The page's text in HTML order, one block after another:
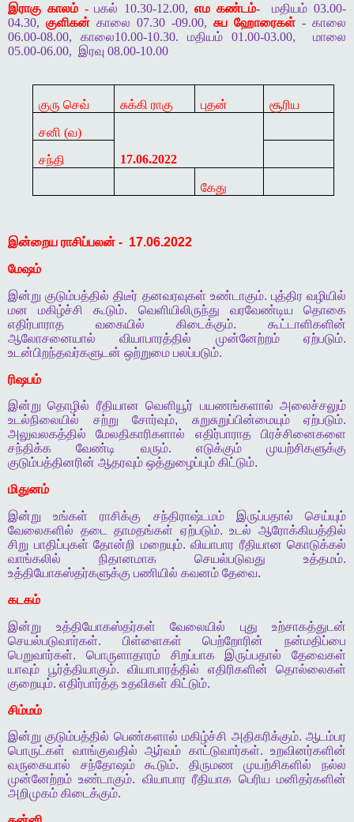
இராகு காலம் -பகல் 10.30-12.00, எம கண்டம்-
மதியம் 03.00-
04.30, குளிகன் காலை 07.30 -09.00, சுப ஹோரைகள் - காலை
06.00-08.00, காலை10.00-10.30. மதியம் 01.00-03.00,
மாலை
05.00-06.00, இரவு 08.00-10.00
குரு செவ் சுக்கி ராகு புதன் சூரிய
சனி (வ)
17.06.2022
சந்தி
கேது
இன்றைய ராசிப்பலன் - 17.06.2022
மேஷம்
இன்று குடும்பத்தில் திடீர் தனவரவுகள் உண்டாகும். புத்திர வழியில்
மன
மகிழ்ச்சி கூடும். வெளியிலிருந்து வரவேண்டிய
தொகை
எதிர்பாராத
வகையில் கிடைக்கும். கூட்டாளிகளின்
ஆலோசனையால்
வியாபாரத்தில் முன்னேற்றம் ஏற்படும்.
உடன்பிறந்தவர்களுடன் ஒற்றுமை பலப்படும்.
ரிஷபம்
இன்று தொழில் ரீதியான வெளியூர் பயணங்களால் அலைச்சலும்
உடல்நிலையில்
சற்று சோர்வும், சுறுசுறுப்பின்மையும் ஏற்படும்.
அலுவலகத்தில்
மேலதிகாரிகளால் எதிர்பாராத
பிரச்சினைகளை
சந்திக்க
வேண்டி வரும். எடுக்கும்
முயற்சிகளுக்கு
குடும்பத்தினரின் ஆதரவும் ஒத்துழைப்பும் கிட்டும்.
மிதுனம்
இன்று
உங்கள் ராசிக்கு சந்திராஷ்டமம் இருப்பதால்
செய்யும்
வேலைகளில் தடை தாமதங்கள் ஏற்படும்.உடல் ஆரோக்கியத்தில்
சிறு பாதிப்புகள் தோன்றி மறையும். வியாபார ரீதியான கொடுக்கல்
வாங்கலில்
நிதானமாக செயல்படுவது உத்தமம்.
உத்தியோகஸ்தர்களுக்கு பணியில் கவனம் தேவை.
கடகம்
இன்று
உத்தியோகஸ்தர்கள் வேலையில் புது
உற்சாகத்துடன்
செயல்படுவார்கள். பிள்ளைகள் பெற்றோரின்
நன்மதிப்பை
பெறுவார்கள். பொருளாதாரம் சிறப்பாக இருப்பதால்
தேவைகள்
யாவும்
பூர்த்தியாகும். வியாபாரத்தில் எதிரிகளின்
தொல்லைகள்
குறையும். எதிர்பார்த்த உதவிகள் கிட்டும்.
சிம்மம்
இன்று குடும்பத்தில் பெண்களால் மகிழ்ச்சி அதிகரிக்கும்.ஆடம்பர
பொருட்கள்
வாங்குவதில் ஆர்வம் காட்டுவார்கள். உறவினர்களின்
வருகையால்
சந்தோஷம் கூடும். திருமண முயற்சிகளில்
நல்ல
முன்னேற்றம் உண்டாகும். வியாபார ரீதியாக பெரிய மனிதர்களின்
அறிமுகம் கிடைக்கும்.